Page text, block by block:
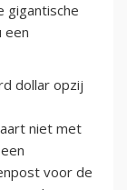
gigantische
een
dollar opzij
niet met
voor de